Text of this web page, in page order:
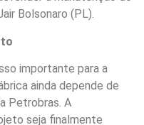
Bolsonaro (PL).
importante para a
ainda depende de
Petrobras. A
seja finalmente